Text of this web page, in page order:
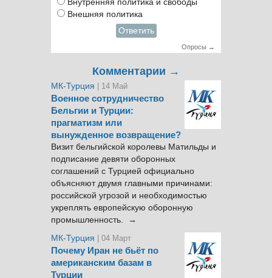
Внутренняя политика и свободы
Внешняя политика
Ответить
Опросы →
Комментарии →
МК-Турция | 14 Май
Военное сотрудничество
Бельгии и Турции:
прагматизм или
вынужденное возвращение?
Визит бельгийской королевы Матильды и
подписание девяти оборонных
соглашений с Турцией официально
объясняют двумя главными причинами:
российской угрозой и необходимостью
укреплять европейскую оборонную
промышленность. →
МК-Турция
| 04 Март
Почему Иран не бьёт по
американским базам в
Турции